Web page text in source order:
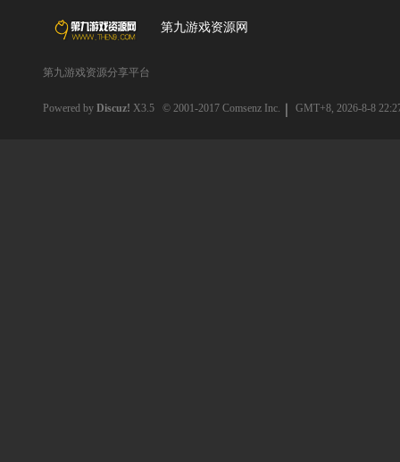
第九游戏资源网
第九游戏资源分享平台
Powered by Discuz! X3.5 © 2001-2017 Comsenz Inc. GMT+8, 2026-8-8